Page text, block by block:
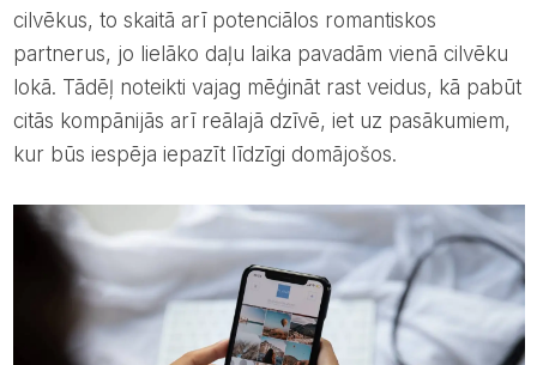
cilvēkus, to skaitā arī potenciālos romantiskos
partnerus, jo lielāko daļu laika pavadām vienā cilvēku
lokā. Tādēļ noteikti vajag mēģināt rast veidus, kā pabūt
citās kompānijās arī reālajā dzīvē, iet uz pasākumiem,
kur būs iespēja iepazīt līdzīgi domājošos.